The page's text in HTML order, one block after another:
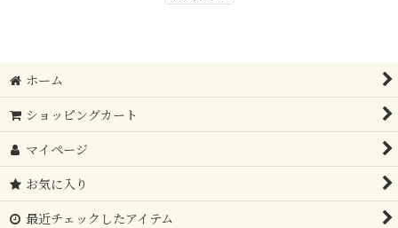
ホーム
ショッピングカート
マイページ
お気に入り
最近チェックしたアイテム